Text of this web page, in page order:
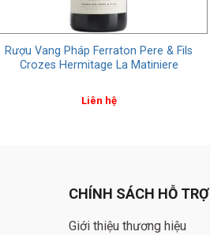
Rượu Vang Pháp Ferraton Pere & Fils
Crozes Hermitage La Matiniere
Liên hệ
CHÍNH SÁCH HỖ TRỢ
Giới thiệu thương hiệu